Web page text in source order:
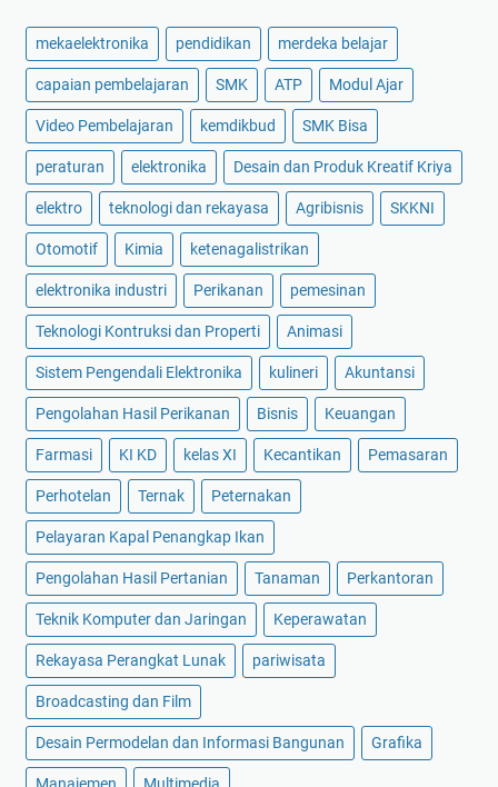
E
l
e
k
t
r
o
n
i
k
a
K
e
a
h
l
i
a
n
:
T
e
k
n
i
k
E
l
k
t
r
o
n
i
k
a
p
a
d
a
P
C
B
(
P
r
i
n
t
e
d
C
i
c
u
i
t
B
o
a
r
d
)
s
a
n
a
E
L
M
.
U
M
0
2
.
0
0
7
0
1
P
r
o
g
r
m
K
e
mekaelektronika pendidikan merdeka belajar
capaian pembelajaran SMK ATP Modul Ajar
Video Pembelajaran kemdikbud SMK Bisa
peraturan elektronika Desain dan Produk Kreatif Kriya
elektro teknologi dan rekayasa Agribisnis SKKNI
Otomotif Kimia ketenagalistrikan
elektronika industri Perikanan pemesinan
Teknologi Kontruksi dan Properti Animasi
Sistem Pengendali Elektronika kulineri Akuntansi
Pengolahan Hasil Perikanan Bisnis Keuangan
Farmasi KI KD kelas XI Kecantikan Pemasaran
Perhotelan Ternak Peternakan
Pelayaran Kapal Penangkap Ikan
Pengolahan Hasil Pertanian Tanaman Perkantoran
Teknik Komputer dan Jaringan Keperawatan
Rekayasa Perangkat Lunak pariwisata
Broadcasting dan Film
Desain Permodelan dan Informasi Bangunan Grafika
Manajemen Multimedia